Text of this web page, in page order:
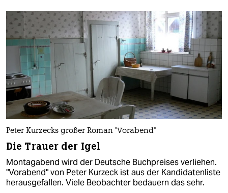
Peter Kurzecks großer Roman "Vorabend"
Die Trauer der Igel
Montagabend wird der Deutsche Buchpreises verliehen.
"Vorabend" von Peter Kurzeck ist aus der Kandidatenliste
herausgefallen. Viele Beobachter bedauern das sehr.